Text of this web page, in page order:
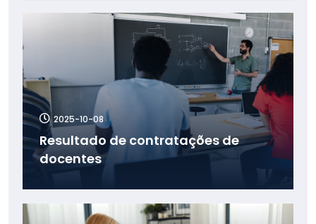
2025-10-08
Resultado de contratações de
docentes